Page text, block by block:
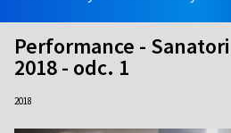
Performance -
2018 - odc. 1
2018